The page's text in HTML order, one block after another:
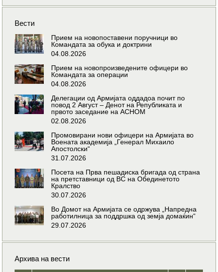
Вести
Прием на новопоставени поручници во
Командата за обука и доктрини
04.08.2026
Прием на новопроизведените офицери во
Командата за операции
04.08.2026
Делегации од Армијата оддадоа почит по
повод 2 Август – Денот на Републиката и
првото заседание на АСНОМ
02.08.2026
Промовирани нови офицери на Армијата во
Воената академија „Генерал Михаило
Апостолски“
31.07.2026
Посета на Прва пешадиска бригада од страна
на претставници од ВС на Обединетото
Кралство
30.07.2026
Во Домот на Армијата се одржува „Напредна
работилница за поддршка од земја домаќин“
29.07.2026
Архива на вести